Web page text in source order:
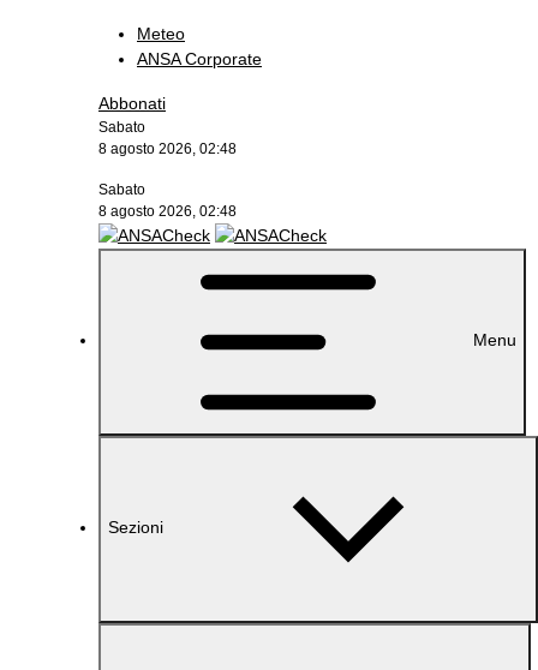
Meteo
ANSA Corporate
Abbonati
Sabato
8 agosto 2026, 02:48
Sabato
8 agosto 2026, 02:48
Menu
Sezioni